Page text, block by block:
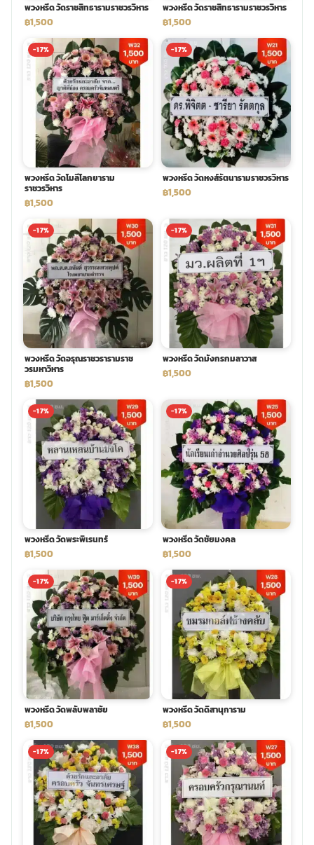
พวงหรีด วัดราชสิทธารามราชวรวิหาร
฿1,500
พวงหรีด วัดราชสิทธารามราชวรวิหาร
฿1,500
-17%
พวงหรีด วัดโมลีโลกยาราม
ราชวรวิหาร
฿1,500
-17%
พวงหรีด วัดหงส์รัตนารามราชวรวิหาร
฿1,500
-17%
พวงหรีด วัดอรุณราชวรารามราช
วรมหาวิหาร
฿1,500
-17%
พวงหรีด วัดมังกรกมลาวาส
฿1,500
-17%
พวงหรีด วัดพระพิเรนทร์
฿1,500
-17%
พวงหรีด วัดชัยมงคล
฿1,500
-17%
พวงหรีด วัดพลับพลาชัย
฿1,500
-17%
พวงหรีด วัดดิสานุการาม
฿1,500
-17% -17%